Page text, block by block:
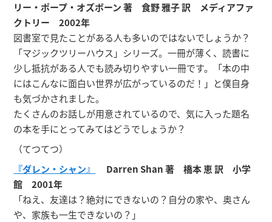
リー・ポープ・オズボーン 著 食野 雅子 訳 メディアファ
クトリー 2002年
図書室で見たことがある人も多いのではないでしょうか？
「マジックツリーハウス」シリーズ。一冊が薄く、読書に
少し抵抗がある人でも読み切りやすい一冊です。「本の中
にはこんなに面白い世界が広がっているのだ！」と僕自身
も気づかされました。
たくさんのお話しが用意されているので、気に入った題名
の本を手にとってみてはどうでしょうか？
（てつてつ）
『ダレン・シャン』
Darren Shan 著 橋本 恵 訳 小学
館 2001年
「ねえ、友達は？絶対にできないの？自分の家や、奥さん
や、家族も一生できないの？」